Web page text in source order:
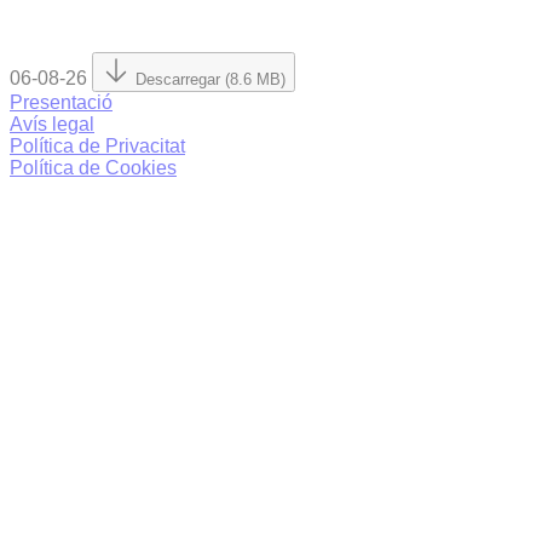
06-08-26 Descarregar (8.6 MB)
Presentació
Avís legal
Política de Privacitat
Política de Cookies